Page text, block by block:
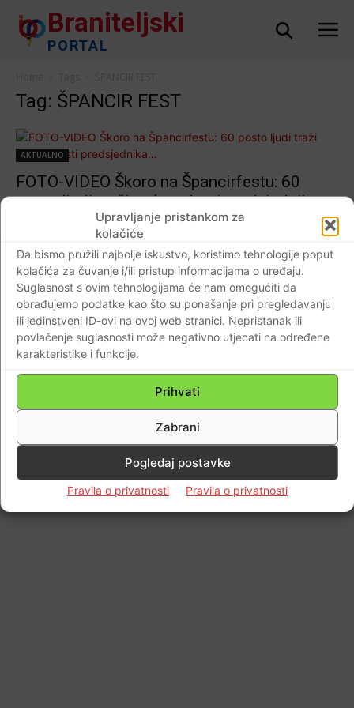
Upravljanje pristankom za
kolačiće
Da bismo pružili najbolje iskustvo, koristimo tehnologije poput
kolačića za čuvanje i/ili pristup informacijama o uređaju.
Suglasnost s ovim tehnologijama će nam omogućiti da
obrađujemo podatke kao što su ponašanje pri pregledavanju
ili jedinstveni ID-ovi na ovoj web stranici. Nepristanak ili
povlačenje suglasnosti može negativno utjecati na određene
karakteristike i funkcije.
Prihvati
Zabrani
Pogledaj postavke
Pravila o privatnosti Pravila o privatnosti
Braniteljski
PORTAL
Tag: ŠPANCIR FEST
AKTUALNO
FOTO-VIDEO Škoro na Špancirfestu: 60
posto ljudi traži veće ovlasti predsjednika…
Braniteljski portal - 02.09.2019 0
Impressum Kontaktirajte nas Pravila o privatnosti
© Newspaper WordPress Theme by TagDiv